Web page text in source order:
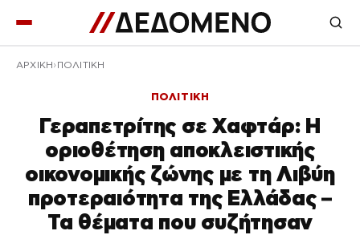
ΑΡΧΙΚΉ ΠΟΛΙΤΙΚΗ
ΠΟΛΙΤΙΚΗ
Γεραπετρίτης σε Χαφτάρ: Η
οριοθέτηση αποκλειστικής
οικονομικής ζώνης με τη Λιβύη
προτεραιότητα της Ελλάδας –
Τα θέματα που συζήτησαν